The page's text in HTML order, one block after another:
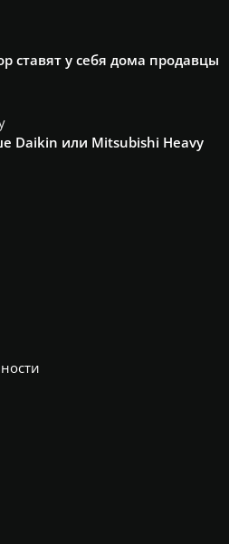
ставят у себя дома продавцы
Daikin или Mitsubishi Heavy